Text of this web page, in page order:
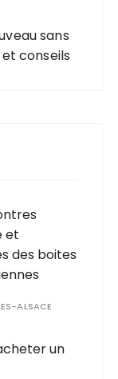
sans
conseils
et
des boites
ALSACE
un